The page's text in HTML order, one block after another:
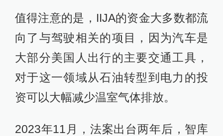
值得注意的是，IIJA的资金大多数都流
向了与驾驶相关的项目，因为汽车是
大部分美国人出行的主要交通工具，
对于这一领域从石油转型到电力的投
资可以大幅减少温室气体排放。
2023年11月，法案出台两年后，智库